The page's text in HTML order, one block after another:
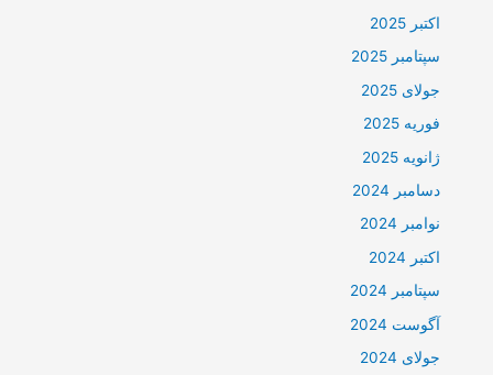
اکتبر 2025
سپتامبر 2025
جولای 2025
فوریه 2025
ژانویه 2025
دسامبر 2024
نوامبر 2024
اکتبر 2024
سپتامبر 2024
آگوست 2024
جولای 2024